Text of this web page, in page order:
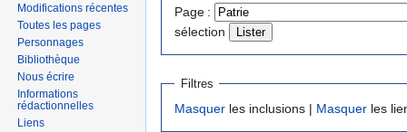
navigation
recherche
Page :
sélection
Filtres
Masquer les inclusions | Masquer les
Modifications récentes
Toutes les pages
Personnages
Bibliothèque
Nous écrire
Informations
rédactionnelles
Liens